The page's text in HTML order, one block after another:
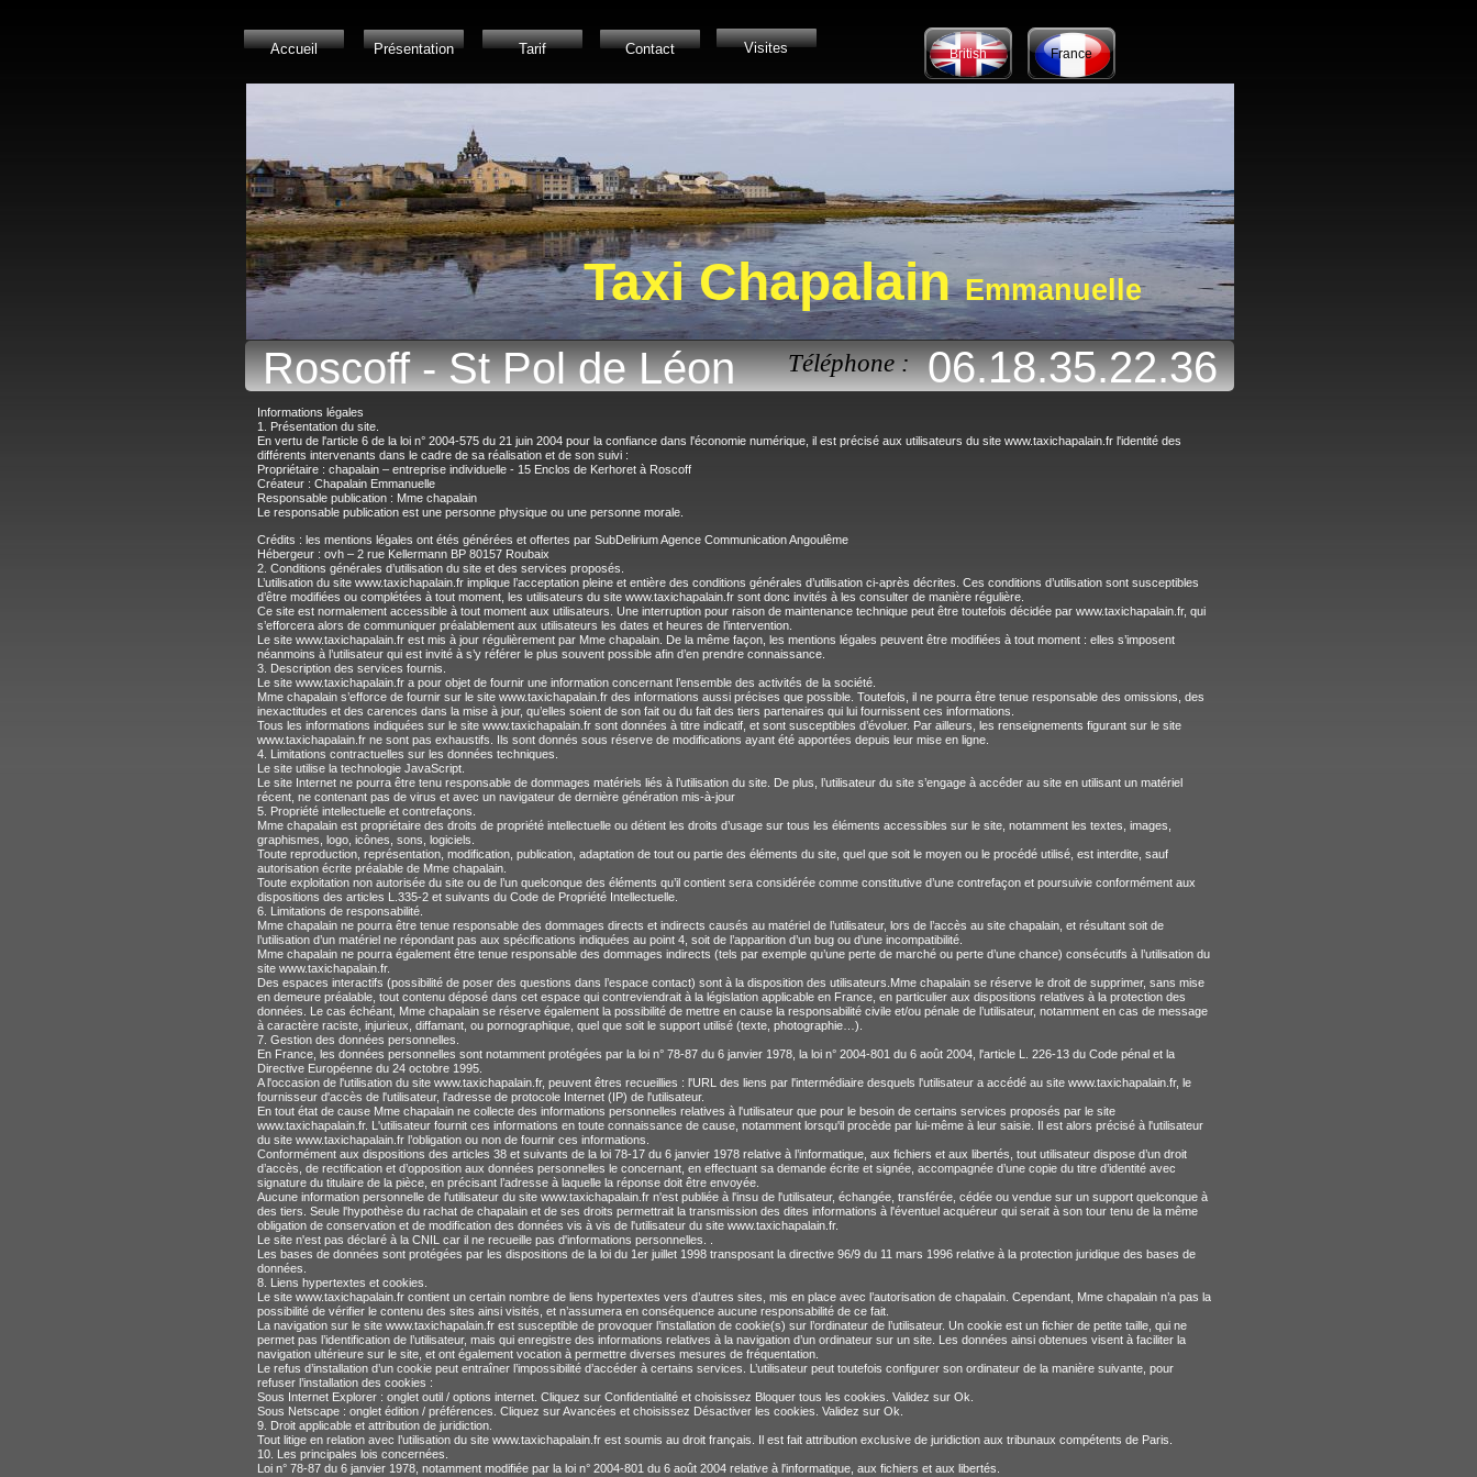
Informations légales
1. Présentation du site.
En vertu de l'article 6 de la loi n° 2004-575 du 21 juin 2004 pour la confiance dans l'économie numérique, il est précisé aux utilisateurs du site www.taxichapalain.fr l'identité des
différents intervenants dans le cadre de sa réalisation et de son suivi :
Propriétaire : chapalain – entreprise individuelle - 15 Enclos de Kerhoret à Roscoff
Créateur : Chapalain Emmanuelle
Responsable publication : Mme chapalain
Le responsable publication est une personne physique ou une personne morale.
Crédits : les mentions légales ont étés générées et offertes par SubDelirium Agence Communication Angoulême
Hébergeur : ovh – 2 rue Kellermann BP 80157 Roubaix
2. Conditions générales d’utilisation du site et des services proposés.
L’utilisation du site www.taxichapalain.fr implique l’acceptation pleine et entière des conditions générales d’utilisation ci-après décrites. Ces conditions d’utilisation sont susceptibles
d’être modifiées ou complétées à tout moment, les utilisateurs du site www.taxichapalain.fr sont donc invités à les consulter de manière régulière.
Ce site est normalement accessible à tout moment aux utilisateurs. Une interruption pour raison de maintenance technique peut être toutefois décidée par www.taxichapalain.fr, qui
s’efforcera alors de communiquer préalablement aux utilisateurs les dates et heures de l’intervention.
Le site www.taxichapalain.fr est mis à jour régulièrement par Mme chapalain. De la même façon, les mentions légales peuvent être modifiées à tout moment : elles s’imposent
néanmoins à l’utilisateur qui est invité à s’y référer le plus souvent possible afin d’en prendre connaissance.
3. Description des services fournis.
Le site www.taxichapalain.fr a pour objet de fournir une information concernant l’ensemble des activités de la société.
Mme chapalain s’efforce de fournir sur le site www.taxichapalain.fr des informations aussi précises que possible. Toutefois, il ne pourra être tenue responsable des omissions, des
inexactitudes et des carences dans la mise à jour, qu’elles soient de son fait ou du fait des tiers partenaires qui lui fournissent ces informations.
Tous les informations indiquées sur le site www.taxichapalain.fr sont données à titre indicatif, et sont susceptibles d’évoluer. Par ailleurs, les renseignements figurant sur le site
www.taxichapalain.fr ne sont pas exhaustifs. Ils sont donnés sous réserve de modifications ayant été apportées depuis leur mise en ligne.
4. Limitations contractuelles sur les données techniques.
Le site utilise la technologie JavaScript.
Le site Internet ne pourra être tenu responsable de dommages matériels liés à l’utilisation du site. De plus, l’utilisateur du site s’engage à accéder au site en utilisant un matériel
récent, ne contenant pas de virus et avec un navigateur de dernière génération mis-à-jour
5. Propriété intellectuelle et contrefaçons.
Mme chapalain est propriétaire des droits de propriété intellectuelle ou détient les droits d’usage sur tous les éléments accessibles sur le site, notamment les textes, images,
graphismes, logo, icônes, sons, logiciels.
Toute reproduction, représentation, modification, publication, adaptation de tout ou partie des éléments du site, quel que soit le moyen ou le procédé utilisé, est interdite, sauf
autorisation écrite préalable de Mme chapalain.
Toute exploitation non autorisée du site ou de l’un quelconque des éléments qu’il contient sera considérée comme constitutive d’une contrefaçon et poursuivie conformément aux
dispositions des articles L.335-2 et suivants du Code de Propriété Intellectuelle.
6. Limitations de responsabilité.
Mme chapalain ne pourra être tenue responsable des dommages directs et indirects causés au matériel de l’utilisateur, lors de l’accès au site chapalain, et résultant soit de
l’utilisation d’un matériel ne répondant pas aux spécifications indiquées au point 4, soit de l’apparition d’un bug ou d’une incompatibilité.
Mme chapalain ne pourra également être tenue responsable des dommages indirects (tels par exemple qu’une perte de marché ou perte d’une chance) consécutifs à l’utilisation du
site www.taxichapalain.fr.
Des espaces interactifs (possibilité de poser des questions dans l’espace contact) sont à la disposition des utilisateurs.Mme chapalain se réserve le droit de supprimer, sans mise
en demeure préalable, tout contenu déposé dans cet espace qui contreviendrait à la législation applicable en France, en particulier aux dispositions relatives à la protection des
données. Le cas échéant, Mme chapalain se réserve également la possibilité de mettre en cause la responsabilité civile et/ou pénale de l’utilisateur, notamment en cas de message
à caractère raciste, injurieux, diffamant, ou pornographique, quel que soit le support utilisé (texte, photographie…).
7. Gestion des données personnelles.
En France, les données personnelles sont notamment protégées par la loi n° 78-87 du 6 janvier 1978, la loi n° 2004-801 du 6 août 2004, l'article L. 226-13 du Code pénal et la
Directive Européenne du 24 octobre 1995.
A l'occasion de l'utilisation du site www.taxichapalain.fr, peuvent êtres recueillies : l'URL des liens par l'intermédiaire desquels l'utilisateur a accédé au site www.taxichapalain.fr, le
fournisseur d'accès de l'utilisateur, l'adresse de protocole Internet (IP) de l'utilisateur.
En tout état de cause Mme chapalain ne collecte des informations personnelles relatives à l'utilisateur que pour le besoin de certains services proposés par le site
www.taxichapalain.fr. L'utilisateur fournit ces informations en toute connaissance de cause, notamment lorsqu'il procède par lui-même à leur saisie. Il est alors précisé à l'utilisateur
du site www.taxichapalain.fr l’obligation ou non de fournir ces informations.
Conformément aux dispositions des articles 38 et suivants de la loi 78-17 du 6 janvier 1978 relative à l’informatique, aux fichiers et aux libertés, tout utilisateur dispose d’un droit
d’accès, de rectification et d’opposition aux données personnelles le concernant, en effectuant sa demande écrite et signée, accompagnée d’une copie du titre d’identité avec
signature du titulaire de la pièce, en précisant l’adresse à laquelle la réponse doit être envoyée.
Aucune information personnelle de l'utilisateur du site www.taxichapalain.fr n'est publiée à l'insu de l'utilisateur, échangée, transférée, cédée ou vendue sur un support quelconque à
des tiers. Seule l'hypothèse du rachat de chapalain et de ses droits permettrait la transmission des dites informations à l'éventuel acquéreur qui serait à son tour tenu de la même
obligation de conservation et de modification des données vis à vis de l'utilisateur du site www.taxichapalain.fr.
Le site n'est pas déclaré à la CNIL car il ne recueille pas d'informations personnelles. .
Les bases de données sont protégées par les dispositions de la loi du 1er juillet 1998 transposant la directive 96/9 du 11 mars 1996 relative à la protection juridique des bases de
données.
8. Liens hypertextes et cookies.
Le site www.taxichapalain.fr contient un certain nombre de liens hypertextes vers d’autres sites, mis en place avec l’autorisation de chapalain. Cependant, Mme chapalain n’a pas la
possibilité de vérifier le contenu des sites ainsi visités, et n’assumera en conséquence aucune responsabilité de ce fait.
La navigation sur le site www.taxichapalain.fr est susceptible de provoquer l’installation de cookie(s) sur l’ordinateur de l’utilisateur. Un cookie est un fichier de petite taille, qui ne
permet pas l’identification de l’utilisateur, mais qui enregistre des informations relatives à la navigation d’un ordinateur sur un site. Les données ainsi obtenues visent à faciliter la
navigation ultérieure sur le site, et ont également vocation à permettre diverses mesures de fréquentation.
Le refus d’installation d’un cookie peut entraîner l’impossibilité d’accéder à certains services. L’utilisateur peut toutefois configurer son ordinateur de la manière suivante, pour
refuser l’installation des cookies :
Sous Internet Explorer : onglet outil / options internet. Cliquez sur Confidentialité et choisissez Bloquer tous les cookies. Validez sur Ok.
Sous Netscape : onglet édition / préférences. Cliquez sur Avancées et choisissez Désactiver les cookies. Validez sur Ok.
9. Droit applicable et attribution de juridiction.
Tout litige en relation avec l’utilisation du site www.taxichapalain.fr est soumis au droit français. Il est fait attribution exclusive de juridiction aux tribunaux compétents de Paris.
10. Les principales lois concernées.
Loi n° 78-87 du 6 janvier 1978, notamment modifiée par la loi n° 2004-801 du 6 août 2004 relative à l'informatique, aux fichiers et aux libertés.
France
British
Roscoff - St Pol de Léon Téléphone : 06.18.35.22.36
Taxi ChapalainEmmanuelle
Contact
Tarif Visites
Présentation
Accueil